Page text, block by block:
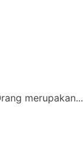
merupakan...